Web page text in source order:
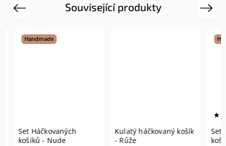
Související produkty
Previous
Handmade
Set Háčkovaných
košíků - Nude
Kulatý háčkovaný košík
- Růže
Set
Next